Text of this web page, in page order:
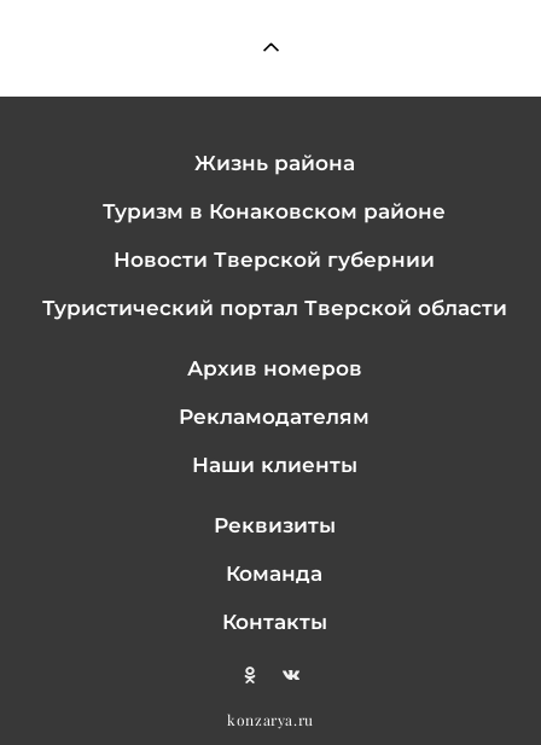
Жизнь района
Туризм в Конаковском районе
Новости Тверской губернии
Туристический портал Тверской области
Архив номеров
Рекламодателям
Наши клиенты
Реквизиты
Команда
Контакты
konzarya.ru